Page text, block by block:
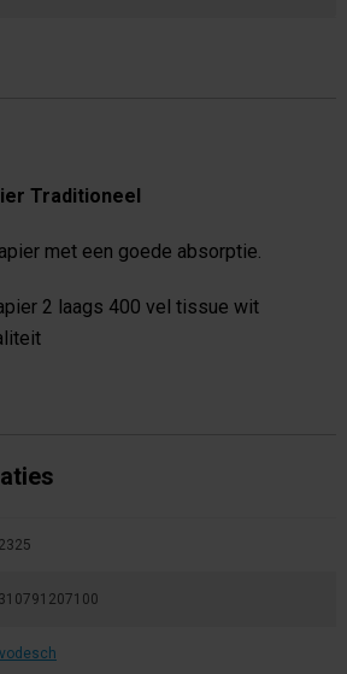
Traditioneel
met een goede absorptie.
2 laags 400 vel tissue wit